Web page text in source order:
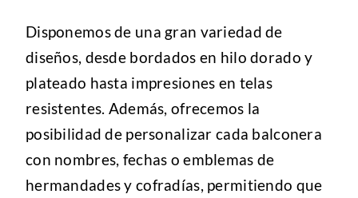
Disponemos de una gran variedad de
diseños, desde bordados en hilo dorado y
plateado hasta impresiones en telas
resistentes. Además, ofrecemos la
posibilidad de personalizar cada balconera
con nombres, fechas o emblemas de
hermandades y cofradías, permitiendo que